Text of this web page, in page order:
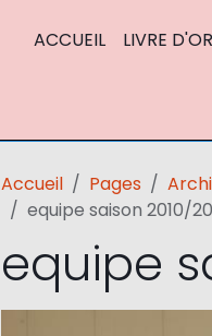
ACCUEIL LIVRE D'OR
Accueil Pages
equipe saison 2010/
equipe